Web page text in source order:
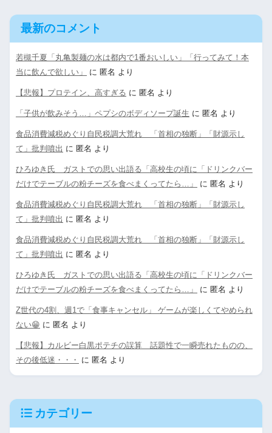
最新のコメント
若槻千夏「丸亀製麺の水は都内で1番おいしい」「行ってみて！本
当に飲んで欲しい」
に 匿名 より
【悲報】プロテイン、高すぎる に 匿名 より
「子供が飲みそう…」ペプシのボディソープ誕生 に 匿名 より
食品消費減税めぐり自民税調大荒れ 「首相の独断」「財源示し
て」批判噴出 に 匿名 より
ひろゆき氏 ガストでの思い出語る「高校生の頃に「ドリンクバー
だけでテーブルの粉チーズを食べまくってたら…」
に 匿名 より
食品消費減税めぐり自民税調大荒れ 「首相の独断」「財源示し
て」批判噴出 に 匿名 より
食品消費減税めぐり自民税調大荒れ 「首相の独断」「財源示し
て」批判噴出 に 匿名 より
ひろゆき氏 ガストでの思い出語る「高校生の頃に「ドリンクバー
だけでテーブルの粉チーズを食べまくってたら…」
に 匿名 より
Z世代の4割、週1で「食事キャンセル」 ゲームが楽しくてやめられ
ない😁 に 匿名 より
【悲報】カルビー白黒ポテチの誤算 話題性で一瞬売れたものの、
その後低迷・・・
に 匿名 より
カテゴリー